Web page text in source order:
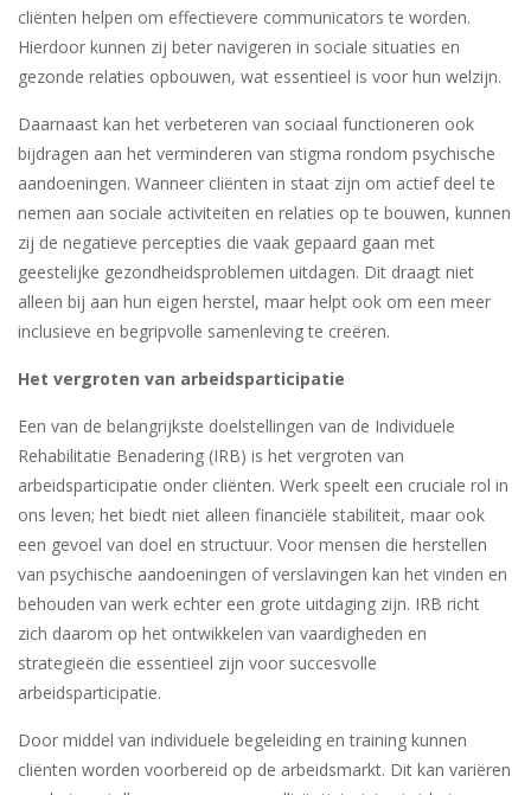
cliënten helpen om effectievere communicators te worden.
Hierdoor kunnen zij beter navigeren in sociale situaties en
gezonde relaties opbouwen, wat essentieel is voor hun welzijn.
Daarnaast kan het verbeteren van sociaal functioneren ook
bijdragen aan het verminderen van stigma rondom psychische
aandoeningen. Wanneer cliënten in staat zijn om actief deel te
nemen aan sociale activiteiten en relaties op te bouwen, kunnen
zij de negatieve percepties die vaak gepaard gaan met
geestelijke gezondheidsproblemen uitdagen. Dit draagt niet
alleen bij aan hun eigen herstel, maar helpt ook om een meer
inclusieve en begripvolle samenleving te creëren.
Het vergroten van arbeidsparticipatie
Een van de belangrijkste doelstellingen van de Individuele
Rehabilitatie Benadering (IRB) is het vergroten van
arbeidsparticipatie onder cliënten. Werk speelt een cruciale rol in
ons leven; het biedt niet alleen financiële stabiliteit, maar ook
een gevoel van doel en structuur. Voor mensen die herstellen
van psychische aandoeningen of verslavingen kan het vinden en
behouden van werk echter een grote uitdaging zijn. IRB richt
zich daarom op het ontwikkelen van vaardigheden en
strategieën die essentieel zijn voor succesvolle
arbeidsparticipatie.
Door middel van individuele begeleiding en training kunnen
cliënten worden voorbereid op de arbeidsmarkt. Dit kan variëren